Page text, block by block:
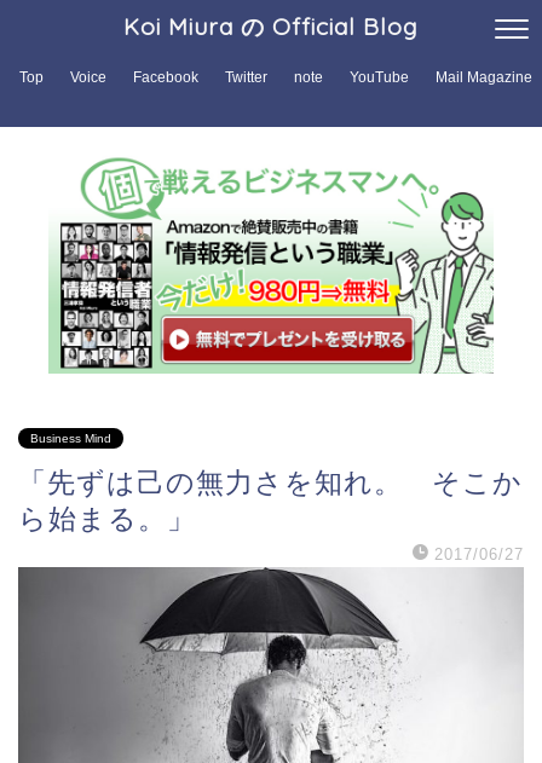
Koi Miura の Official Blog
Top Voice Facebook Twitter note YouTube Mail Magazine
Business Mind
「先ずは己の無力さを知れ。 そこか
ら始まる。」
2017/06/27